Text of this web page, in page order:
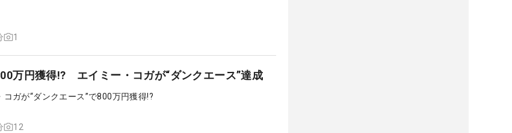
1
万円獲得!? エイミー・コガが“ダンクエース”達成
ガが“ダンクエース”で800万円獲得!?
12